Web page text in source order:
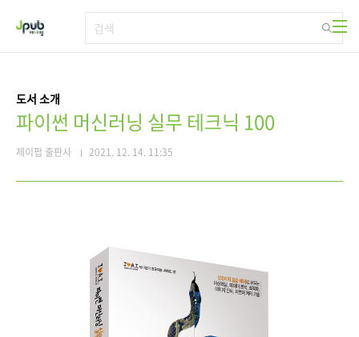
도서 소개
파이썬 머신러닝 실무 테크닉 100
제이펍 출판사 2021. 12. 14. 11:35